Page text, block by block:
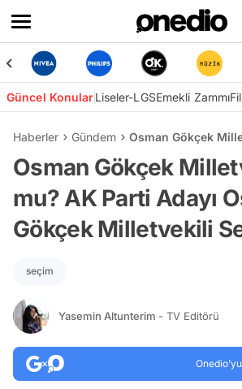
Güncel KonularLiseler-LGSEmekli Zammı
Haberler Gündem Osman Gökçek
Osman Gökçek
mu? AK Parti Adayı
Gökçek Milletvekili
seçim
Yasemin Altunterim - TV Editörü